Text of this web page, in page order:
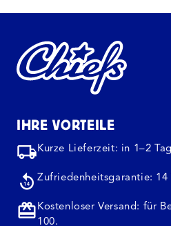
IHRE VORTEILE
Kurze Lieferzeit: in 1–2
Zufriedenheitsgarantie: 14
Kostenloser Versand: für
100.